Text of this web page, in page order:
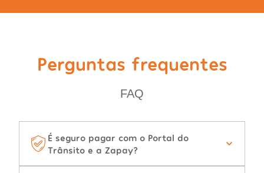
Perguntas frequentes
FAQ
É seguro pagar com o Portal do
Trânsito e a Zapay?